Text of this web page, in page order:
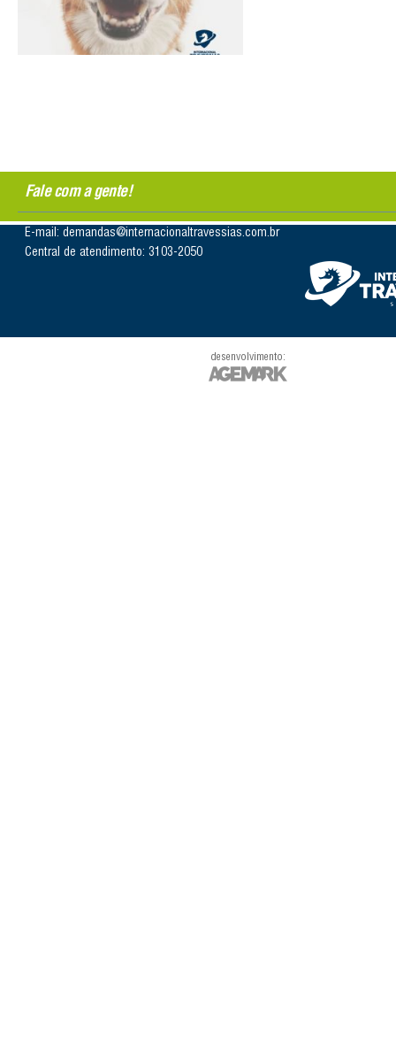
Fale com a gente!
E-mail: demandas@internacionaltravessias.com.br
Central de atendimento: 3103-2050
desenvolvimento: